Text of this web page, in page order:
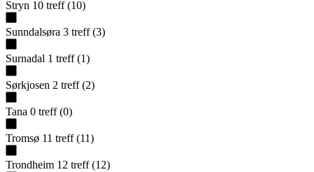
Stryn 10 treff (10)
Sunndalsøra 3 treff (3)
Surnadal 1 treff (1)
Sørkjosen 2 treff (2)
Tana 0 treff (0)
Tromsø 11 treff (11)
Trondheim 12 treff (12)